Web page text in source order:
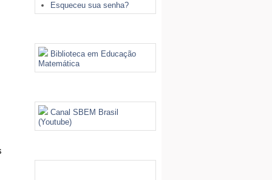
Esqueceu sua senha?
Biblioteca em Educação
Matemática
Canal SBEM Brasil
(Youtube)